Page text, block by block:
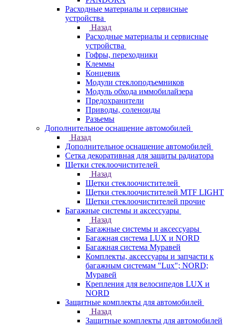
Расходные материалы и сервисные
устройства
Назад
Расходные материалы и сервисные
устройства
Гофры, переходники
Клеммы
Концевик
Модули стеклоподъемников
Модуль обхода иммобилайзера
Предохранители
Приводы, соленоиды
Разьемы
Дополнительное оснащение автомобилей
Назад
Дополнительное оснащение автомобилей
Сетка декоративная для защиты радиатора
Щетки стеклоочистителей
Назад
Щетки стеклоочистителей
Щетки стеклоочистителей MTF LIGHT
Щетки стеклоочистителей прочие
Багажные системы и аксессуары
Назад
Багажные системы и аксессуары
Багажная система LUX и NORD
Багажная система Муравей
Комплекты, аксессуары и запчасти к
багажным системам "Lux"; NORD;
Муравей
Крепления для велосипедов LUX и
NORD
Защитные комплекты для автомобилей
Назад
Защитные комплекты для автомобилей